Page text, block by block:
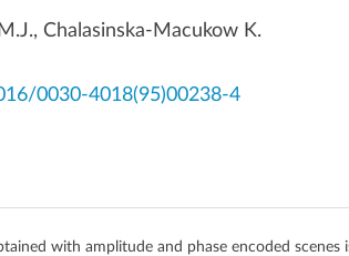
Chalasinska-Macukow K.
0030-4018(95)00238-4
with amplitude and phase encoded